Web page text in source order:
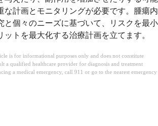
な計画とモニタリングが必要です。腫瘍内
と個々のニーズに基づいて、リスクを最小
ットを最大化する治療計画を立てます。
is for informational purposes only and does not constitute
a qualified healthcare provider for diagnosis and treatment
a medical emergency, call 911 or go to the nearest emergency